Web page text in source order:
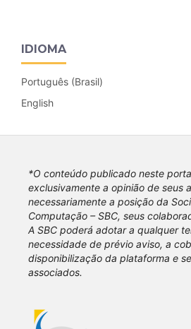
IDIOMA
Português (Brasil)
English
*O conteúdo publicado neste
exclusivamente a opinião de seus
necessariamente a posição da
Computação – SBC, seus
A SBC poderá adotar a qualquer
necessidade de prévio aviso, a
disponibilização da plataforma e
associados.